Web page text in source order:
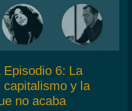
6: La
capitalismo y la
no acaba